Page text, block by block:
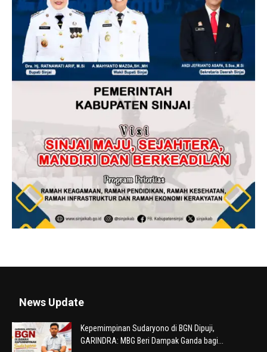
News Update
Kepemimpinan Sudaryono di BGN Dipuji,
GARINDRA: MBG Beri Dampak Ganda bagi...